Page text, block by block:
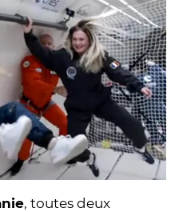
, toutes deux